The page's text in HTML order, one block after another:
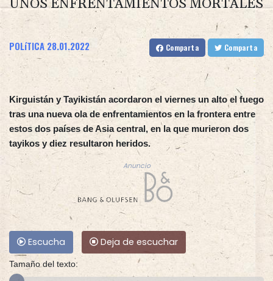
UNOS ENFRENTAMIENTOS MORTALES
POLíTICA 28.01.2022 Comparta Comparta
Kirguistán y Tayikistán acordaron el viernes un alto el fuego
tras una nueva ola de enfrentamientos en la frontera entre
estos dos países de Asia central, en la que murieron dos
tayikos y diez resultaron heridos.
Anuncio
Escucha Deja de escuchar
Tamaño del texto: